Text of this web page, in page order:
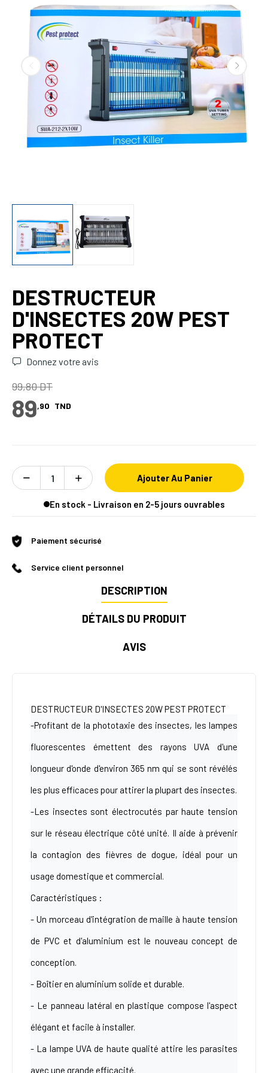
DESTRUCTEUR
D'INSECTES 20W PEST
PROTECT
Donnez votre avis
99,80 DT
89,90 TND
Ajouter Au Panier
En stock - Livraison en 2-5 jours ouvrables
Paiement sécurisé
Service client personnel
DESCRIPTION
DÉTAILS DU PRODUIT
AVIS
DESTRUCTEUR D'INSECTES 20W PEST PROTECT
-Profitant de la phototaxie des insectes, les lampes
fluorescentes émettent des rayons UVA d'une
longueur d'onde d'environ 365 nm qui se sont révélés
les plus efficaces pour attirer la plupart des insectes.
-Les insectes sont électrocutés par haute tension
sur le réseau électrique côté unité. Il aide à prévenir
la contagion des fièvres de dogue, idéal pour un
usage domestique et commercial.
Caractéristiques :
- Un morceau d'intégration de maille à haute tension
de PVC et d'aluminium est le nouveau concept de
conception.
- Boîtier en aluminium solide et durable.
- Le panneau latéral en plastique compose l'aspect
élégant et facile à installer.
- La lampe UVA de haute qualité attire les parasites
avec une grande efficacité.